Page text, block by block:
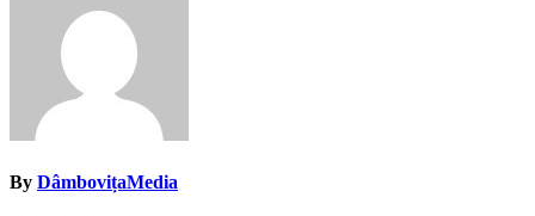
By DâmbovițaMedia